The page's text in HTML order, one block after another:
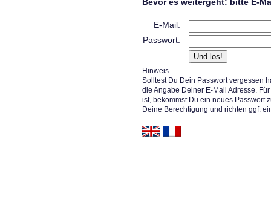
E-Mail:
Passwort:
Hinweis
Solltest Du Dein Passwort vergessen
die Angabe Deiner E-Mail Adresse.
ist, bekommst Du ein neues Passwort
Deine Berechtigung und richten ggf.